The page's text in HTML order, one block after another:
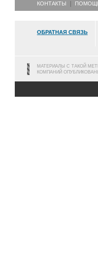
КОНТАКТЫ
ОБРАТНАЯ СВЯЗЬ
МАТЕРИАЛЫ С ТАКОЙ
КОМПАНИЙ